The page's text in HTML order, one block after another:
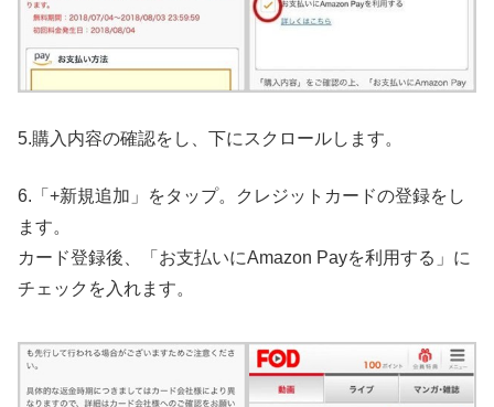
5.購入内容の確認をし、下にスクロールします。
6.「+新規追加」をタップ。クレジットカードの登録をし
ます。
カード登録後、「お支払いにAmazon Payを利用する」に
チェックを入れます。